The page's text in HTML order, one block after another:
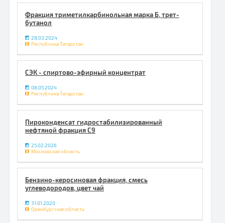
Фракция триметилкарбинольная марка Б, трет-
бутанол
28.03.2024
Республика Татарстан
СЭК - спиртово-эфирный концентрат
08.05.2024
Республика Татарстан
Пироконденсат гидростабилизированный
нефтяной фракция С9
25.02.2026
Московская область
Бензино-керосиновая фракция, смесь
углеводородов, цвет чай
31.01.2020
Оренбургская область